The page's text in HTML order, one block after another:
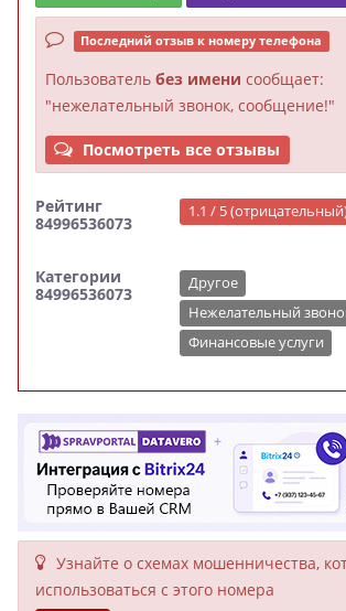
Последний отзыв к номеру телефона
Пользователь без имени сообщает:
"нежелательный звонок, сообщение!"
Посмотреть все отзывы
Рейтинг
84996536073
1.1 / 5
Категории
84996536073
Другое
Нежелательный
Финансовые услуги
Узнайте о схемах мошенни­чества,
исполь­зоваться с этого номера